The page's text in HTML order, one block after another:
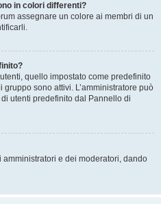
in colori differenti?
assegnare un colore ai membri di un
quello impostato come predefinito
sono attivi. L’amministratore può
utenti predefinito dal Pannello di
e dei moderatori, dando